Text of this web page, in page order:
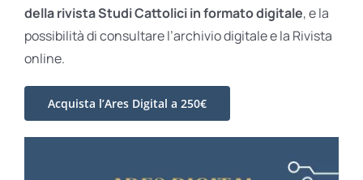
della rivista Studi Cattolici in formato digitale, e la
possibilità di consultare l’archivio digitale e la Rivista
online.
Acquista l’Ares Digital a 250€